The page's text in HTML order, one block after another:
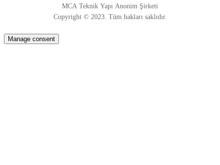
MCA Teknik Yapı Anonim Şirketi
Copyright © 2023. Tüm hakları saklıdır.
Manage consent